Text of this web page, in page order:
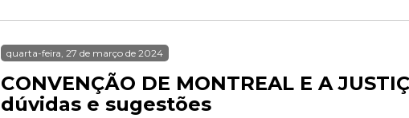
quarta-feira, 27 de março de 2024
CONVENÇÃO DE MONTREAL E A
dúvidas e sugestões